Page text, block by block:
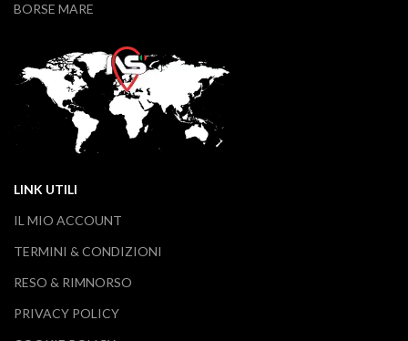
BORSE MARE
LINK UTILI
IL MIO ACCOUNT
TERMINI & CONDIZIONI
RESO & RIMNORSO
PRIVACY POLICY